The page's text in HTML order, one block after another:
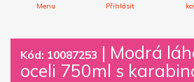
Menu Přihlásit
Kód: 10087253 | Modrá
oceli 750ml s